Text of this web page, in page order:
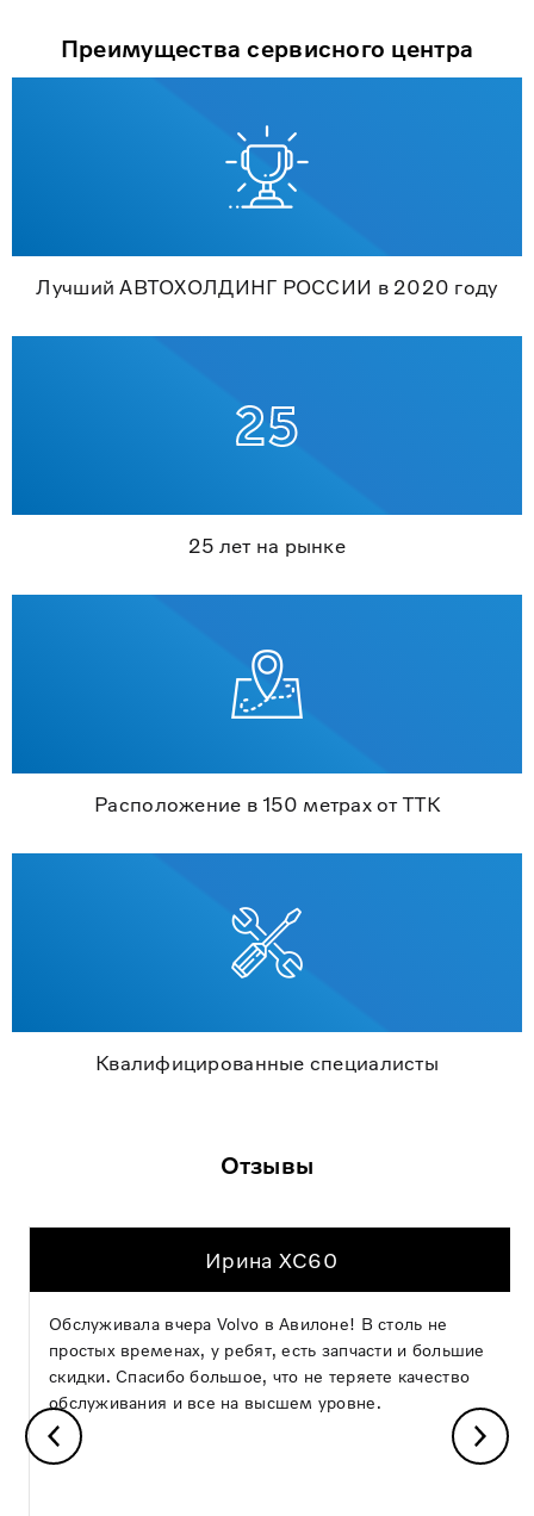
Преимущества сервисного центра
Лучший АВТОХОЛДИНГ РОССИИ в 2020 году
25 лет на рынке
Расположение в 150 метрах от ТТК
Квалифицированные специалисты
Отзывы
Ирина XC60
Обслуживала вчера Volvo в Авилоне! В столь не
простых временах, у ребят, есть запчасти и большие
скидки. Спасибо большое, что не теряете качество
обслуживания и все на высшем уровне.